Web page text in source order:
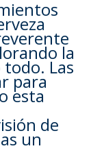
la
Las
para
esta
de
un